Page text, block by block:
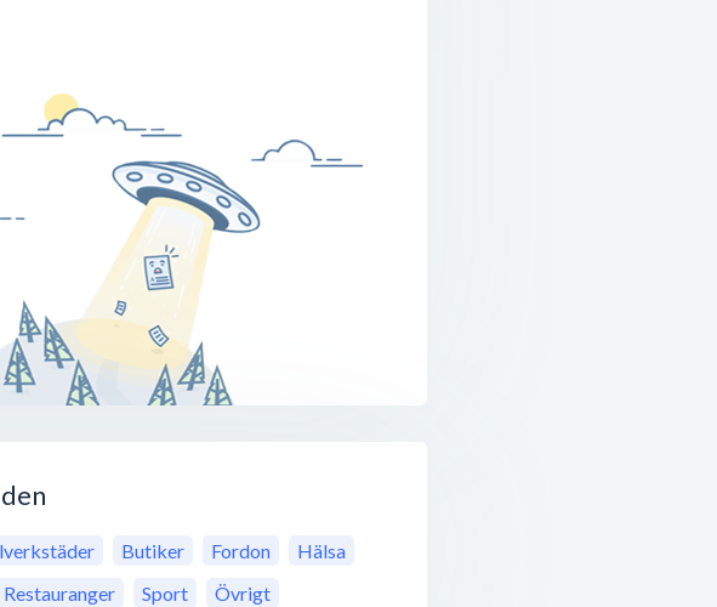
Butiker Fordon
Hälsa
Restauranger Sport Övrigt